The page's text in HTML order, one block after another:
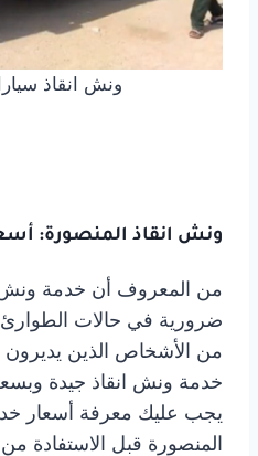
ونش انقاذ
ونش انقاذ المنصورة:
من المعروف أن خدمة ونش
ضرورية في حالات الطوارئ
من الأشخاص الذين
خدمة ونش انقاذ جيدة
يجب عليك معرفة أسعار
المنصورة قبل الاستفادة